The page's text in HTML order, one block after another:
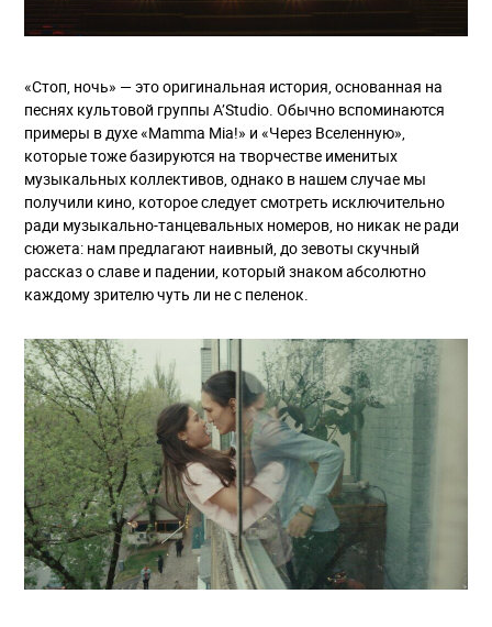
«Стоп, ночь» — это оригинальная история, основанная на
песнях культовой группы A’Studio. Обычно вспоминаются
примеры в духе «Mamma Mia!» и «Через Вселенную»,
которые тоже базируются на творчестве именитых
музыкальных коллективов, однако в нашем случае мы
получили кино, которое следует смотреть исключительно
ради музыкально-танцевальных номеров, но никак не ради
сюжета: нам предлагают наивный, до зевоты скучный
рассказ о славе и падении, который знаком абсолютно
каждому зрителю чуть ли не с пеленок.